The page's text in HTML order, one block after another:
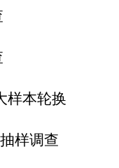
样本轮换
样调查